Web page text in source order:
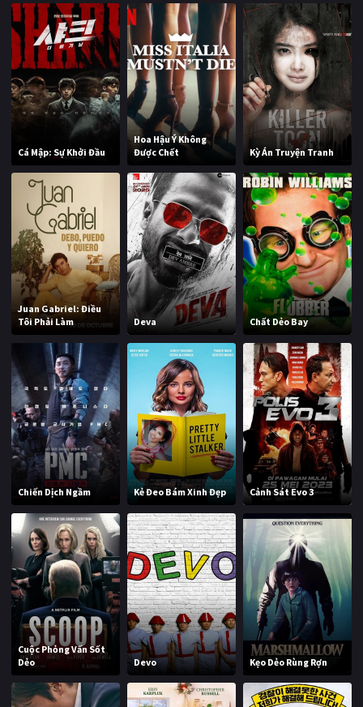
Cá Mập: Sự Khởi Đầu
Hoa Hậu Ý Không
Được Chết
Kỳ Án Truyện Tranh
Juan Gabriel: Điều
Tôi Phải Làm
Deva Chất Dẻo Bay
Chiến Dịch Ngầm Kẻ Đeo Bám Xinh Đẹp Cảnh Sát Evo 3
Cuộc Phỏng Vấn Sốt
Dẻo
Devo Kẹo Dẻo Rùng Rợn